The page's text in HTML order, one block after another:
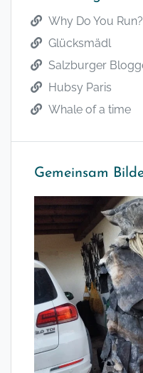
Why Do You Run?
Glücksmädl
Salzburger
Hubsy Paris
Whale of a time
Gemeinsam